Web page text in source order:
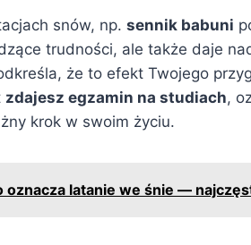
snów, np. sennik babuni
trudności, ale także daje
że to efekt Twojego
zdajesz egzamin na studiach,
krok w swoim życiu.
oznacza latanie we śnie —